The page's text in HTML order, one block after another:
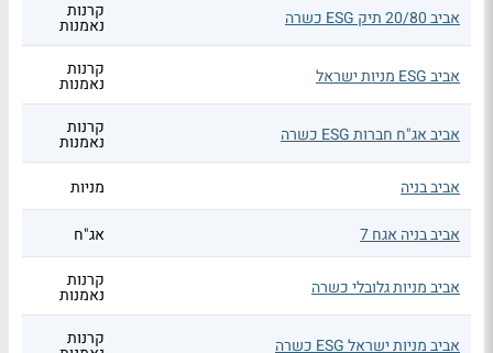
אביב 20/80 תיק ESG כשרה קרנות
נאמנות
אביב ESG מניות ישראל קרנות
נאמנות
אביב אג"ח חברות ESG כשרה קרנות
נאמנות
אביב בניה
מניות
אביב בניה אגח 7 אג"ח
אביב מניות גלובלי כשרה קרנות
נאמנות
אביב מניות ישראל ESG כשרה קרנות